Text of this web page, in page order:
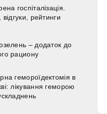
госпіталізація.
відгуки, рейтинги
– додаток до
рациону
гемороїдектомія в
лікування геморою
0